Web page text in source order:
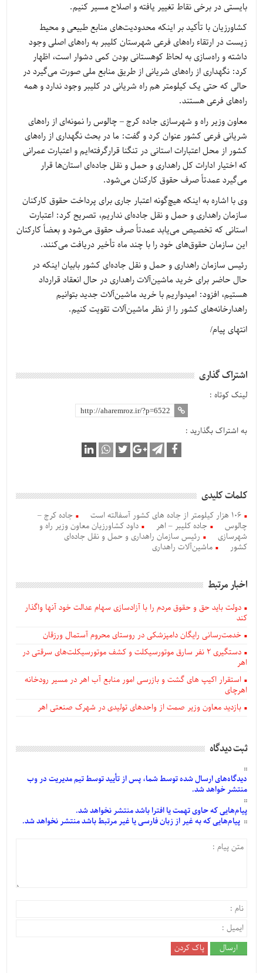
بایستی در برخی نقاط تغییر یافته و اصلاح مسیر کنیم.
کشاورزیان با تأکید بر اینکه محدودیت‌های منابع طبیعی و محیط
زیست در ارتقاء راه‌های فرعی شهرستان کلیبر به راه‌های اصلی وجود
داشته و راه‌سازی به لحاظ کوهستانی بودن کمی دشوار است، اظهار
کرد: نگهداری از راه‌های شریانی از طریق منابع ملی صورت می‌گیرد در
حالی که حتی یک کیلومتر هم راه شریانی در کلیبر وجود ندارد و همه
راه‌های فرعی هستند.
معاون وزیر راه و شهرسازی جاده کرج – چالوس را نمونه‌ای از راه‌های
شریانی فرعی کشور عنوان کرد و گفت: ما در بحث نگهداری از راه‌های
کشور از محل اعتبارات استانی در تنگنا قرارگرفته‌ایم و اعتبارت عمرانی
که اختیار ادارات کل راهداری و حمل و نقل جاده‌ای استان‌ها قرار
می‌گیرد عمدتاً صرف حقوق کارکنان می‌شود.
وی با اشاره به اینکه هیچ‌گونه اعتبار جاری برای پرداخت حقوق کارکنان
سازمان راهداری و حمل و نقل جاده‌ای نداریم، تصریح کرد: اعتبارت
استانی که تخصیص می‌یابد عمدتاً صرف حقوق می‌شود و بعضاً کارکنان
این سازمان حقوق‌های خود را با چند ماه تأخیر دریافت می‌کنند.
رئیس سازمان راهداری و حمل و نقل جاده‌ای کشور بابیان اینکه در
حال حاضر برای خرید ماشین‌آلات راهداری در حال انعقاد قرارداد
هستیم، افزود: امیدواریم با خرید ماشین‌آلات جدید بتوانیم
راهدارخانه‌های کشور را از نظر ماشین‌آلات تقویت کنیم.
انتهای پیام/
اشتراک گذاری
لینک کوتاه :
به اشتراک بگذارید :
کلمات کلیدی
106 هزار کیلومتر از جاده های کشور آسفالته است
جاده کرج –
چالوس
جاده کلیبر – اهر
داود کشاورزیان معاون وزیر راه و
شهرسازی
رئیس سازمان راهداری و حمل و نقل جاده‌ای
کشور
ماشین‌آلات راهداری
اخبار مرتبط
دولت باید حق و حقوق مردم را با آزادسازی سهام عدالت خود آنها واگذار
کند
خدمت‌رسانی رایگان دامپزشکی در روستای محروم آستمال ورزقان
دستگيری ۲ نفر سارق موتورسیکلت و کشف موتورسیکلت‌های سرقتی در
اهر
استقرار اکیپ های گشت و بازرسی امور منابع آب اهر در مسیر رودخانه
اهرچای
بازدید معاون وزیر صمت از واحدهای تولیدی در شهرک صنعتی اهر
ثبت دیدگاه
دیدگاه‌هایارسالشدهتوسط شما، پس ازتأییدتوسط تیم مدیریت در وب
منتشر خواهد شد.
پیام‌هاییکه حاوی تهمت یا افترا باشد منتشر نخواهد شد.
پیام‌هاییکه به غیر از زبان فارسی یا غیر مرتبط باشد منتشر نخواهد شد.